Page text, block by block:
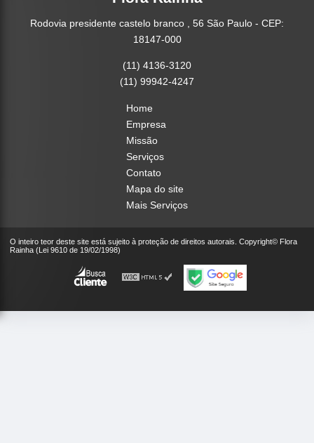
Rodovia presidente castelo branco , 56 São Paulo - CEP:
18147-000
(11) 4136-3120
(11) 99942-4247
Home
Empresa
Missão
Serviços
Contato
Mapa do site
Mais Serviços
O inteiro teor deste site está sujeito à proteção de direitos autorais. Copyright© Flora
Rainha (Lei 9610 de 19/02/1998)